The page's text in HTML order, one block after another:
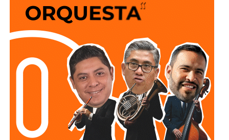
Explicó que la propuesta se desarrolla en dos vertientes
principales: e stablecer de manera objetiva
determinadas conductas evasivas del deudor
alimentario
y penalizar la coparticipación de terceras
personas que, con conocimiento de la obligación
existente, contribuyan a impedir su cumplimiento.
La diputada María Dolores Robles Chairez destacó que la
modificación busca brindar mayores herramientas jurídicas
para proteger el derecho de niñas, niños y demás